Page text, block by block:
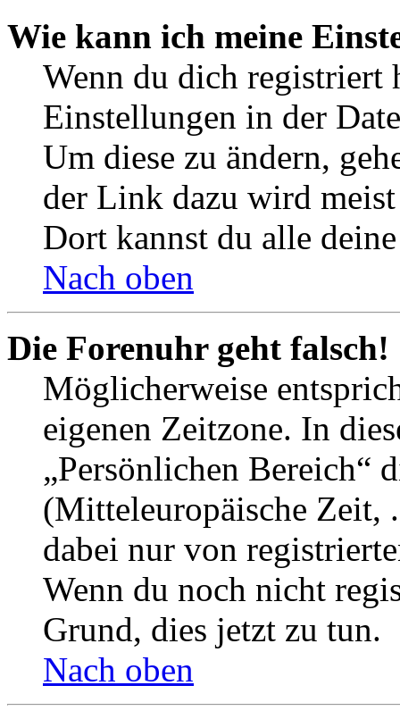
Wie kann ich meine
Wenn du dich registriert
Einstellungen in der
Um diese zu ändern,
der Link dazu wird
Dort kannst du alle
Nach oben
Die Forenuhr geht falsch!
Möglicherweise
eigenen Zeitzone. In
„Persönlichen Bereich“
(Mitteleuropäische Zeit,
dabei nur von
Wenn du noch nicht
Grund, dies jetzt zu tun.
Nach oben